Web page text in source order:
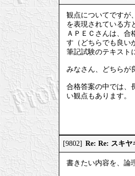
観点についてですが
を表現されている方
ＡＰＥＣさんは、合
す（どちらでも良い
筆記試験のテキスト
みなさん、どちらが
合格答案の中では、
い観点もあります。
[9802] Re: Re: スキ
書きたい内容を、論